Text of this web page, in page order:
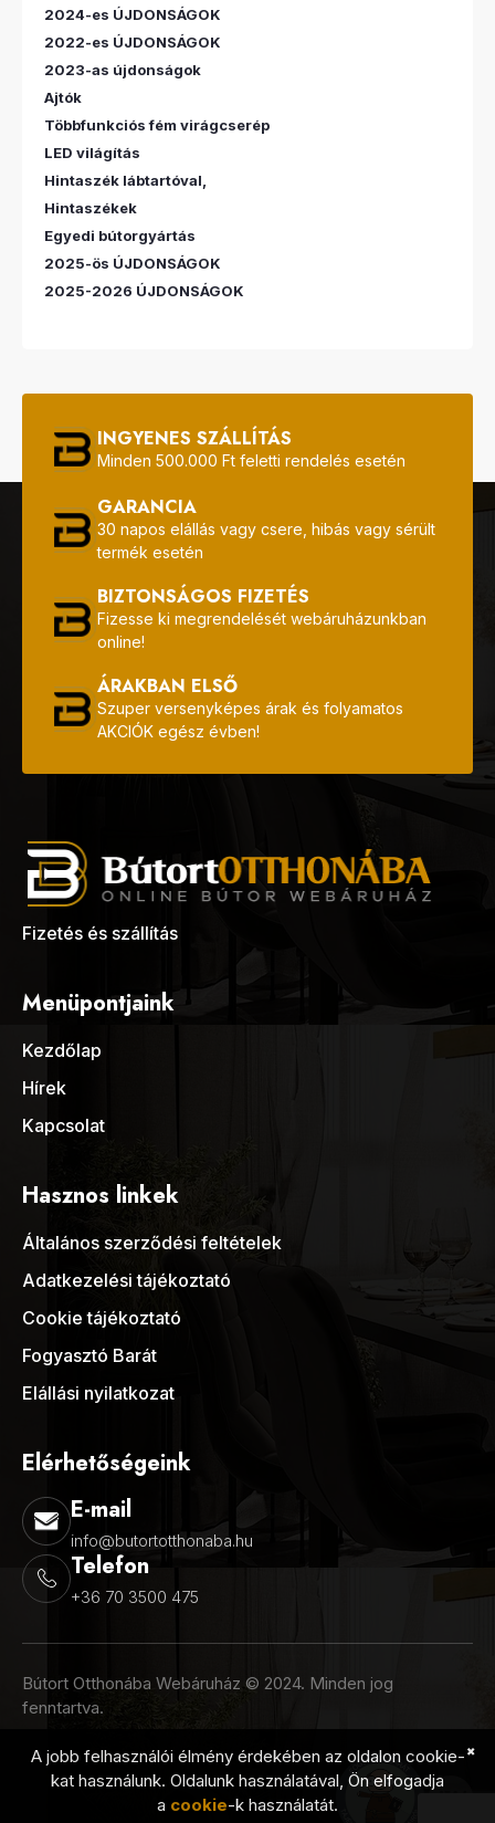
2024-es ÚJDONSÁGOK
2022-es ÚJDONSÁGOK
2023-as újdonságok
Ajtók
Többfunkciós fém virágcserép
LED világítás
Hintaszék lábtartóval,
Hintaszékek
Egyedi bútorgyártás
2025-ös ÚJDONSÁGOK
2025-2026 ÚJDONSÁGOK
INGYENES SZÁLLÍTÁS
Minden 500.000 Ft feletti rendelés esetén
GARANCIA
30 napos elállás vagy csere, hibás vagy sérült
termék esetén
BIZTONSÁGOS FIZETÉS
Fizesse ki megrendelését webáruházunkban
online!
ÁRAKBAN ELSŐ
Szuper versenyképes árak és folyamatos
AKCIÓK egész évben!
Fizetés és szállítás
Menüpontjaink
Kezdőlap
Hírek
Kapcsolat
Hasznos linkek
Általános szerződési feltételek
Adatkezelési tájékoztató
Cookie tájékoztató
Fogyasztó Barát
Elállási nyilatkozat
Elérhetőségeink
E-mail
info@butortotthonaba.hu
Telefon
+36 70 3500 475
Bútort Otthonába Webáruház © 2024. Minden jog
fenntartva.
A jobb felhasználói élmény érdekében az oldalon cookie-
kat használunk. Oldalunk használatával, Ön elfogadja
a cookie-k használatát.
✖